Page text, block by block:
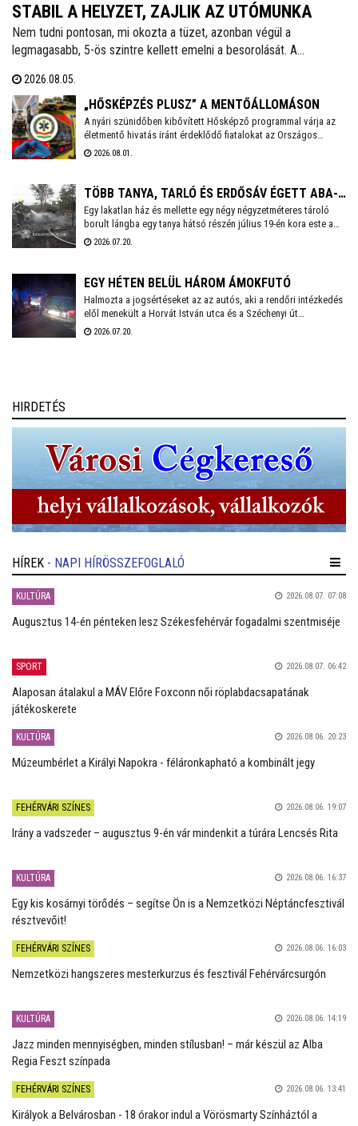
STABIL A HELYZET, ZAJLIK AZ UTÓMUNKA
Nem tudni pontosan, mi okozta a tüzet, azonban végül a
legmagasabb, 5-ös szintre kellett emelni a besorolását. A
kockázatott jelentett - tájékoztatott közösségi oldalán dr. Cser-
Palkovics András polgármester. A környék két utcáiból hatvanegy
embert menekítettek ki, őket már visszaengedték otthonukba.
2026.08.05.
„HŐSKÉPZÉS PLUSZ” A MENTŐÁLLOMÁSON
A nyári szünidőben kibővített Hősképző programmal várja az
életmentő hivatás iránt érdeklődő fiatalokat az Országos
Mentőszolgálat. Életmentő kiképzés, élményprogram,
program, amelyre előzetesen kell jelentkezni a
czako.attila@mentok.hu email címen.
2026.08.01.
TÖBB TANYA, TARLÓ ÉS ERDŐSÁV ÉGETT ABA-
BELSŐBÁRÁNDNÁL
Egy lakatlan ház és mellette egy négy négyzetméteres tároló
borult lángba egy tanya hátsó részén július 19-én kora este a
63-as főút mellett, Aba-Belsőbárándnál. Az erős szélben a tűz
tárolt lom is meggyulladt.
2026.07.20.
EGY HÉTEN BELÜL HÁROM ÁMOKFUTÓ
Halmozta a jogsértéseket az az autós, aki a rendőri intézkedés
elől menekült a Horvát István utca és a Széchenyi út
kereszteződésétől. Végül több rendőri egység összehangolt
2026.07.20.
HIRDETÉS
HÍREK - NAPI HÍRÖSSZEFOGLALÓ
KULTÚRA 2026.08.07. 07:08
Augusztus 14-én pénteken lesz Székesfehérvár fogadalmi szentmiséje
SPORT 2026.08.07. 06:42
Alaposan átalakul a MÁV Előre Foxconn női röplabdacsapatának
játékoskerete
KULTÚRA 2026.08.06. 20:23
Múzeumbérlet a Királyi Napokra - féláronkapható a kombinált jegy
FEHÉRVÁRI SZÍNES 2026.08.06. 19:07
Irány a vadszeder – augusztus 9-én vár mindenkit a túrára Lencsés Rita
KULTÚRA 2026.08.06. 16:37
Egy kis kosárnyi törődés – segítse Ön is a Nemzetközi Néptáncfesztivál
résztvevőit!
FEHÉRVÁRI SZÍNES 2026.08.06. 16:03
Nemzetközi hangszeres mesterkurzus és fesztivál Fehérvárcsurgón
KULTÚRA 2026.08.06. 14:19
Jazz minden mennyiségben, minden stílusban! – már készül az Alba
Regia Feszt színpada
FEHÉRVÁRI SZÍNES 2026.08.06. 13:41
Királyok a Belvárosban - 18 órakor indul a Vörösmarty Színháztól a